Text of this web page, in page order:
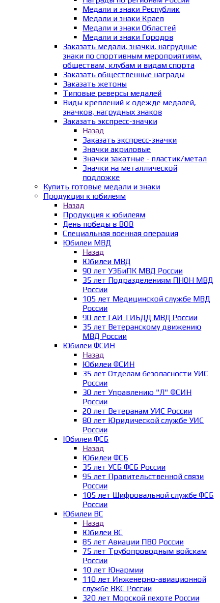
Медали и знаки Республик
Медали и знаки Краёв
Медали и знаки Областей
Медали и знаки Городов
Заказать медали, значки, нагрудные
знаки по спортивным мероприятиям,
обществам, клубам и видам спорта
Заказать общественные награды
Заказать жетоны
Типовые реверсы медалей
Виды креплений к одежде медалей,
значков, нагрудных знаков
Заказать экспресс-значки
Назад
Заказать экспресс-значки
Значки акриловые
Значки закатные - пластик/метал
Значки на металлической
подложке
Купить готовые медали и знаки
Продукция к юбилеям
Назад
Продукция к юбилеям
День победы в ВОВ
Специальная военная операция
Юбилеи МВД
Назад
Юбилеи МВД
90 лет УЭБиПК МВД России
35 лет Подразделениям ПНОН МВД
России
105 лет Медицинской службе МВД
России
90 лет ГАИ-ГИБДД МВД России
35 лет Ветеранскому движению
МВД России
Юбилеи ФСИН
Назад
Юбилеи ФСИН
35 лет Отделам безопасности УИС
России
30 лет Управлению "Л" ФСИН
России
20 лет Ветеранам УИС России
80 лет Юридической службе УИС
России
Юбилеи ФСБ
Назад
Юбилеи ФСБ
35 лет УСБ ФСБ России
95 лет Правительственной связи
России
105 лет Шифровальной службе ФСБ
России
Юбилеи ВС
Назад
Юбилеи ВС
85 лет Авиации ПВО России
75 лет Трубопроводным войскам
России
10 лет Юнармии
110 лет Инженерно-авиационной
службе ВКС России
320 лет Морской пехоте России